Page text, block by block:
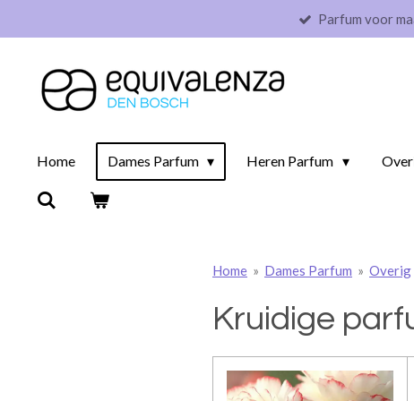
Parfum voor
Home Dames Parfum Heren Parfum
Home » Dames Parfum » Overig
Kruidige